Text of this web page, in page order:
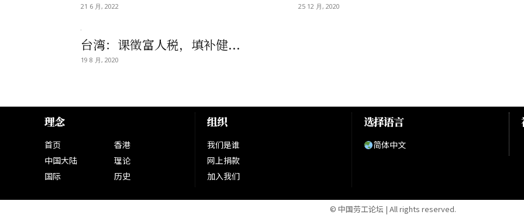
21 6 月, 2022 25 12 月, 2020
台湾：课徵富人税，填补健...
19 8 月, 2020
理念
首页
中国大陆
国际
香港
理论
历史
组织
我们是谁
网上捐款
加入我们
选择语言
简体中文
© 中国劳工论坛 | All rights reserved.